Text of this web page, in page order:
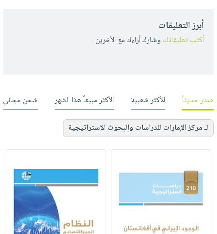
أبرز التعليقات
أكتب تعليقاتك وشارك أراءك مع الأخرين
صدر حديثاً الأكثر شعبية الأكثر مبيعاً هذا الشهر شحن مجاني
لـ مركز الإمارات للدراسات والبحوث الاستراتيجية